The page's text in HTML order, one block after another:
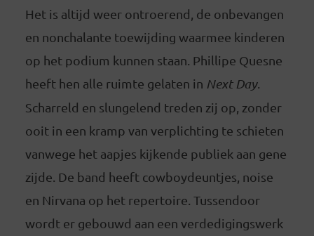
Het is altijd weer ontroerend, de onbevangen
en nonchalante toewijding waarmee kinderen
op het podium kunnen staan. Phillipe Quesne
heeft hen alle ruimte gelaten in Next Day.
Scharreld en slungelend treden zij op, zonder
ooit in een kramp van verplichting te schieten
vanwege het aapjes kijkende publiek aan gene
zijde. De band heeft cowboydeuntjes, noise
en Nirvana op het repertoire. Tussendoor
wordt er gebouwd aan een verdedigingswerk